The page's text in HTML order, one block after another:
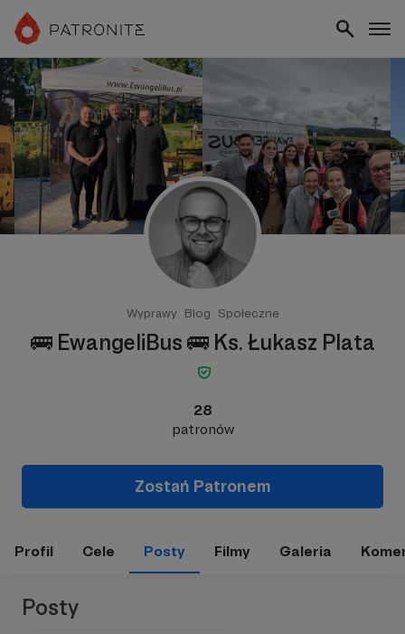
Wyprawy Blog Społeczne
🚌 EwangeliBus 🚌 Ks. Łukasz Plata
28
patronów
Zostań Patronem
Profil Cele Posty Filmy Galeria
Posty